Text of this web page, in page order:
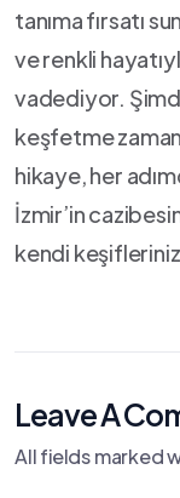
tanıma ⁣fırsatı
ve renkli
vadediyor.
keşfetme
hikaye, her
İzmir’in
kendi
Leave A
All fields marked